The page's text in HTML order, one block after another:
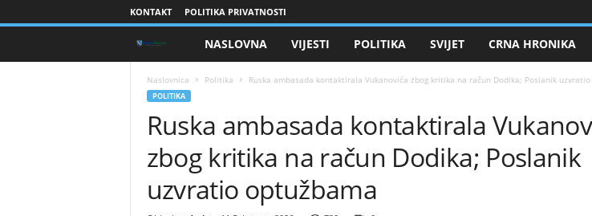
KONTAKT POLITIKA PRIVATNOSTI
a
i
NASLOVNA VIJESTI POLITIKA SVIJET CRNA HRONIKA
Naslovnica Politika Ruska ambasada kontaktirala Vukanovića zbog kritika na račun Dodika; Poslanik
POLITIKA
Ruska ambasada kontaktirala
zbog kritika na račun Dodika; Poslanik
uzvratio optužbama